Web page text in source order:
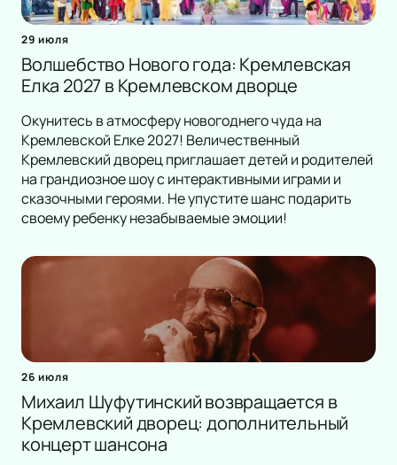
29 июля
Волшебство Нового года: Кремлевская
Елка 2027 в Кремлевском дворце
Окунитесь в атмосферу новогоднего чуда на
Кремлевской Елке 2027! Величественный
Кремлевский дворец приглашает детей и родителей
на грандиозное шоу с интерактивными играми и
сказочными героями. Не упустите шанс подарить
своему ребенку незабываемые эмоции!
26 июля
Михаил Шуфутинский возвращается в
Кремлевский дворец: дополнительный
концерт шансона